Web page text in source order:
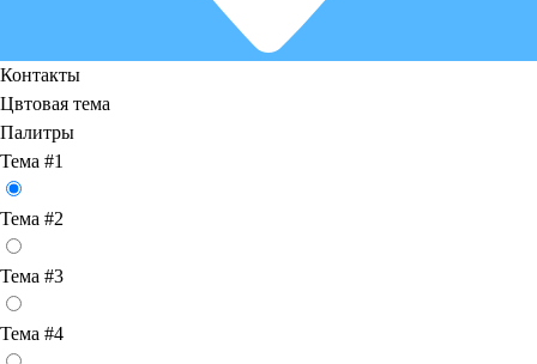
Контакты
Цвтовая тема
Палитры
Тема #1
Тема #2
Тема #3
Тема #4